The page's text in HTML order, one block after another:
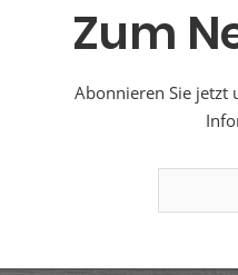
Zum
Abonnieren Sie jetzt